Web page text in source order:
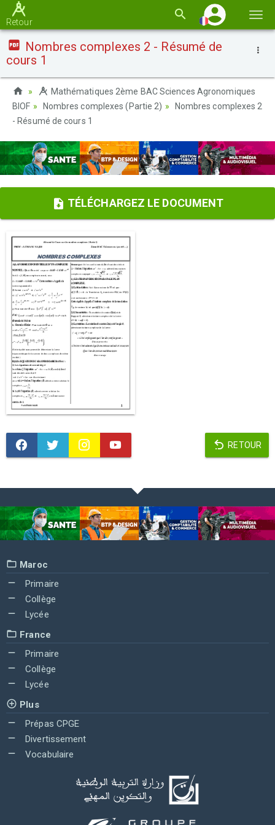
la
Retour
Nombres complexes 2 - Résumé de
cours 1
Mathématiques 2ème BAC Sciences Agronomiques
BIOF
Nombres complexes (Partie 2)
Nombres complexes 2
- Résumé de cours 1
TÉLÉCHARGEZ LE DOCUMENT
RETOUR
Maroc
Primaire
Collège
Lycée
France
Primaire
Collège
Lycée
Plus
Prépas CPGE
Divertissement
Vocabulaire